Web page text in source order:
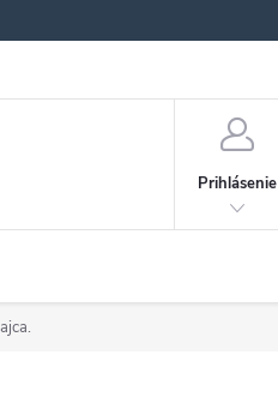
Prihlásenie